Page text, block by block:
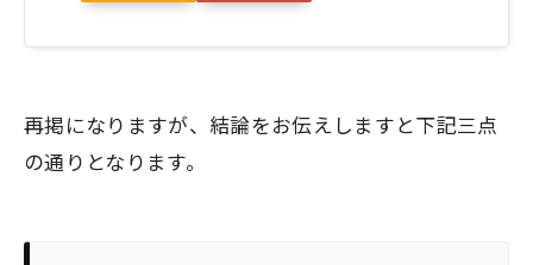
再掲になりますが、結論をお伝えしますと下記三点
の通りとなります。